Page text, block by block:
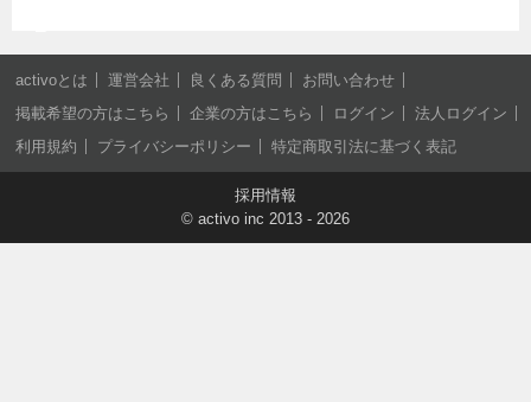
activoとは 運営会社 良くある質問
お問い合わせ
掲載希望の方はこちら
企業の方はこちら ログイン
法人ログイン
利用規約
プライバシーポリシー 特定商取引法に基づく表記
採用情報
© activo inc 2013 - 2026